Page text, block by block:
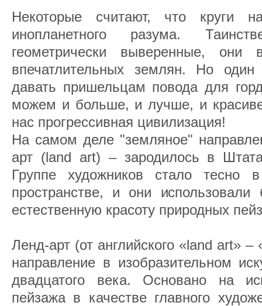
Некоторые считают, что круги
инопланетного разума.
геометрически выверенные,
впечатлительных землян. Но
давать пришельцам повода для
можем и больше, и лучше, и
нас прогрессивная цивилизация!
На самом деле "земляное"
арт (land art) – зародилось в
Группе художников стало тесно
пространстве, и они использовали
естественную красоту природных
Ленд-арт (от английского «land art» –
направление в изобразительном
двадцатого века. Основано на
пейзажа в качестве главного